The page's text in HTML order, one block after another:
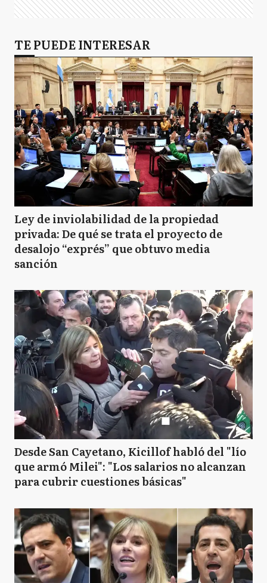
TE PUEDE INTERESAR
Ley de inviolabilidad de la propiedad
privada: De qué se trata el proyecto de
desalojo “exprés” que obtuvo media
sanción
Desde San Cayetano, Kicillof habló del "lío
que armó Milei": "Los salarios no alcanzan
para cubrir cuestiones básicas"